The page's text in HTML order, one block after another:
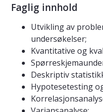
Faglig innhold
Utvikling av
undersøkelser;
Kvantitative og
Deskriptiv
Hypotesetesting